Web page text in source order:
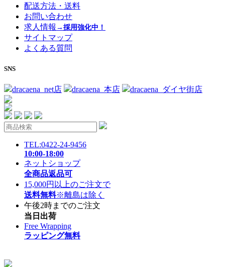
配送方法・送料
お問い合わせ
求人情報 →採用強化中！
サイトマップ
よくある質問
SNS
dracaena_net店 dracaena_本店 dracaena_ダイヤ街店
TEL:0422-24-9456
10:00-18:00
ネットショップ
全商品返品可
15,000円以上のご注文で
送料無料※離島は除く
午後2時までのご注文
当日出荷
Free Wrapping
ラッピング無料